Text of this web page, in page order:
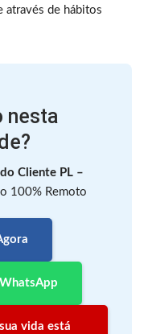
através de hábitos
nesta
Cliente PL –
100% Remoto
vida está